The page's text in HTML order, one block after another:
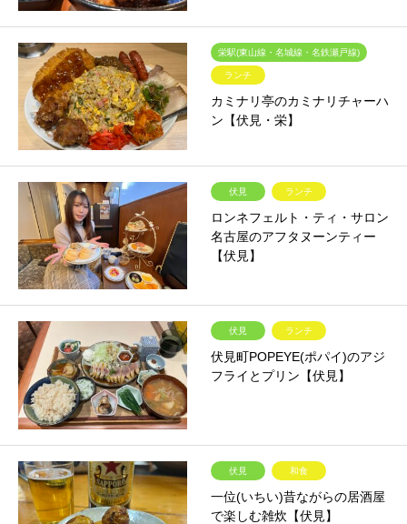
栄駅(東山線・名城線・名鉄瀬戸線)
ランチ
カミナリ亭のカミナリチャーハ
ン【伏見・栄】
伏見 ランチ
ロンネフェルト・ティ・サロン
名古屋のアフタヌーンティー
【伏見】
伏見 ランチ
伏見町POPEYE(ポパイ)のアジ
フライとプリン【伏見】
伏見 和食
一位(いちい)昔ながらの居酒屋
で楽しむ雑炊【伏見】